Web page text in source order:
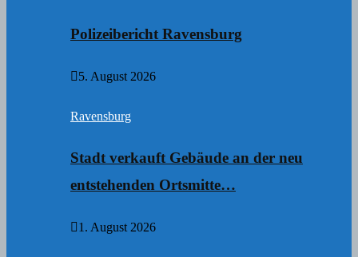
Polizeibericht Ravensburg
5. August 2026
Ravensburg
Stadt verkauft Gebäude an der neu
entstehenden Ortsmitte…
1. August 2026